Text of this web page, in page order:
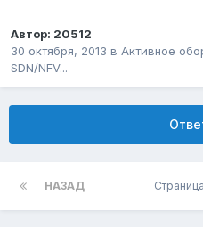
Автор: 20512
30 октября, 2013 в Активное
SDN/NFV...
НАЗАД